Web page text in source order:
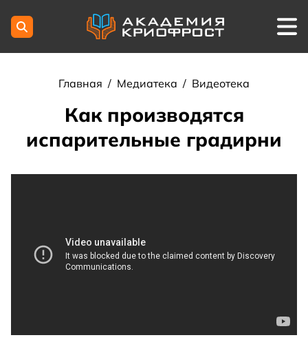
Главная / Медиатека / Видеотека
Как производятся
испарительные градирни